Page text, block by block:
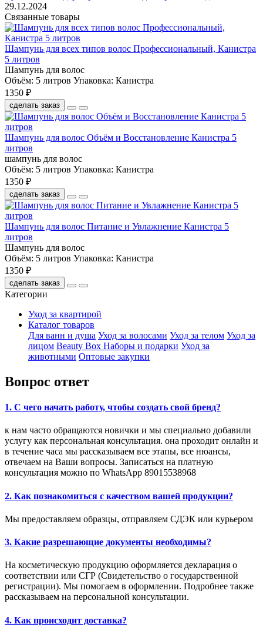
29.12.2024
Связанные товары
Шампунь для всех типов волос Профессиональный, Канистра
5 литров
Шампунь для волос
Объём: 5 литров Упаковка: Канистра
1350 ₽
сделать заказ
Шампунь для волос Объём и Восстановление Канистра 5
литров
шампунь для волос
Объём: 5 литров Упаковка: Канистра
1350 ₽
сделать заказ
Шампунь для волос Питание и Увлажнение Канистра 5
литров
Шампунь для волос
Объём: 5 литров Упаковка: Канистра
1350 ₽
сделать заказ
Категории
Уход за квартирой
Каталог товаров
Для ванн и душа Уход за волосами Уход за телом Уход за
лицом Beauty Box Наборы и подарки Уход за
животными Оптовые закупки
Вопрос ответ
1. C чего начать работу, чтобы создать свой бренд?
к нам часто обращаются новички и мы специально добавили
услугу как персональная консультация. она проходит онлайн и
в течение часа мы рассказываем все этапы, все нюансы,
отвечаем на Ваши вопросы. Записаться на платную
консультация можно по WhatsApp 89015538968
2. Как познакомиться с качеством вашей продукции?
Мы предоставляем образцы, отправляем СДЭК или курьером
3. Какие разрешающие документы необходимы?
На косметическую продукцию оформляется декларация о
соответствии или СГР (Свидетельство о государственной
регистрации). Мы помогаем в оформлении. Подробнее также
рассказываем на персональной консультации.
4. Как происходит доставка?